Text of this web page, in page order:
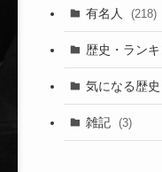
有名人 (218)
歴史・ラン
気になる歴史
雑記 (3)